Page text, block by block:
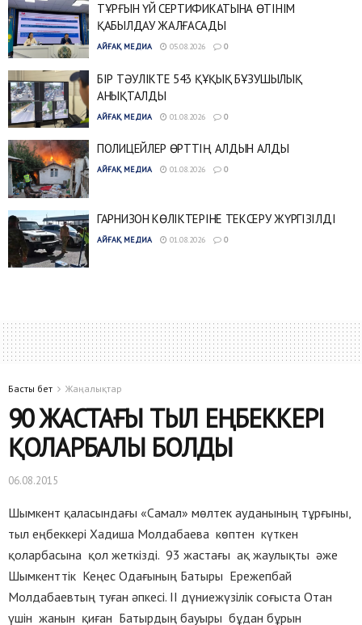
ТҰРҒЫН ҮЙ СЕРТИФИКАТЫНА ӨТІНІМ
ҚАБЫЛДАУ ЖАЛҒАСАДЫ
АЙҒАҚ МЕДИА 05.08.2026 0
БІР ТӘУЛІКТЕ 543 ҚҰҚЫҚ БҰЗУШЫЛЫҚ
АНЫҚТАЛДЫ
АЙҒАҚ МЕДИА 01.08.2026 0
ПОЛИЦЕЙЛЕР ӨРТТІҢ АЛДЫН АЛДЫ
АЙҒАҚ МЕДИА 01.08.2026 0
ГАРНИЗОН КӨЛІКТЕРІНЕ ТЕКСЕРУ ЖҮРГІЗІЛДІ
АЙҒАҚ МЕДИА 01.08.2026 0
Басты бет Жаңалықтар
90 ЖАСТАҒЫ ТЫЛ ЕҢБЕККЕРІ
ҚОЛАРБАЛЫ БОЛДЫ
06.08.2015
Шымкент қаласындағы «Самал» мөлтек ауданының тұрғыны,
тыл еңбеккері Хадиша Молдабаева көптен күткен
қоларбасына қол жеткізді. 93 жастағы ақ жаулықты әже
Шымкенттік Кеңес Одағының Батыры Ережепбай
Молдабаевтың туған әпкесі. ІІ дүниежүзілік соғыста Отан
үшін жанын қиған Батырдың бауыры бұдан бұрын